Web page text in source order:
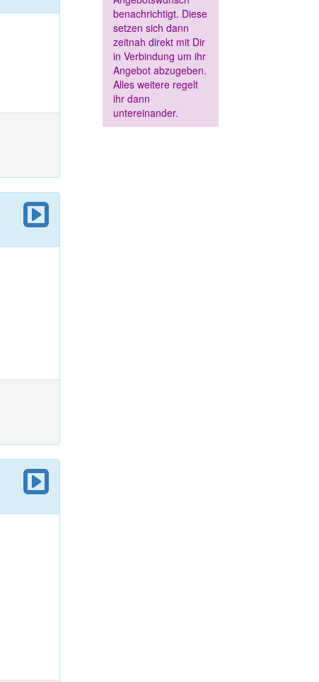
benachrichtigt. Diese
setzen sich dann
zeitnah direkt mit Dir
in Verbindung um ihr
Angebot abzugeben.
Alles weitere regelt
ihr dann
untereinander.